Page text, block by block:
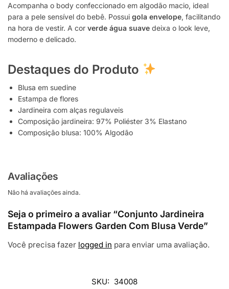
Acompanha o body confeccionado em algodão macio, ideal
para a pele sensível do bebê. Possui gola envelope, facilitando
na hora de vestir. A cor verde água suave deixa o look leve,
moderno e delicado.
Destaques do Produto
Blusa em suedine
Estampa de flores
Jardineira com alças regulaveis
Composição jardineira: 97% Poliéster 3% Elastano
Composição blusa: 100% Algodão
Avaliações
Não há avaliações ainda.
Seja o primeiro a avaliar “Conjunto Jardineira
Estampada Flowers Garden Com Blusa Verde”
Você precisa fazer logged in para enviar uma avaliação.
SKU: 34008